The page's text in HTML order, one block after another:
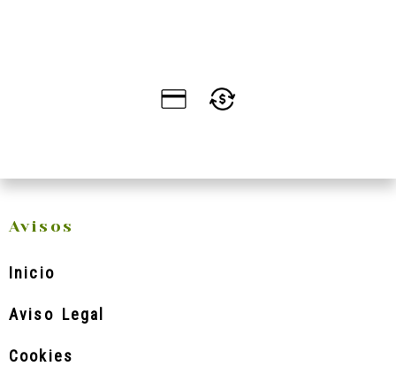
Avisos
Inicio
Aviso Legal
Cookies